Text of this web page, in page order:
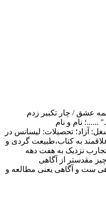
عشق / چار تکبیر زدم
نام و نام
آزاد؛ تحصیلات: لیسانس در
به کتاب،طبیعت گردی و
نزدیک به هفت دهه
مقدستر از آگاهی
ست و آگاهی یعنی مطالعه و